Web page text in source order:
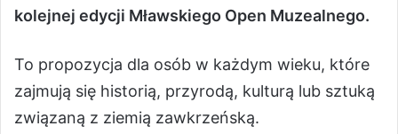
kolejnej edycji Mławskiego Open Muzealnego.
To propozycja dla osób w każdym wieku, które
zajmują się historią, przyrodą, kulturą lub sztuką
związaną z ziemią zawkrzeńską.